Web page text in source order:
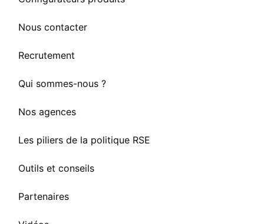
Nous contacter
Recrutement
Qui sommes-nous ?
Nos agences
Les piliers de la politique RSE
Outils et conseils
Partenaires